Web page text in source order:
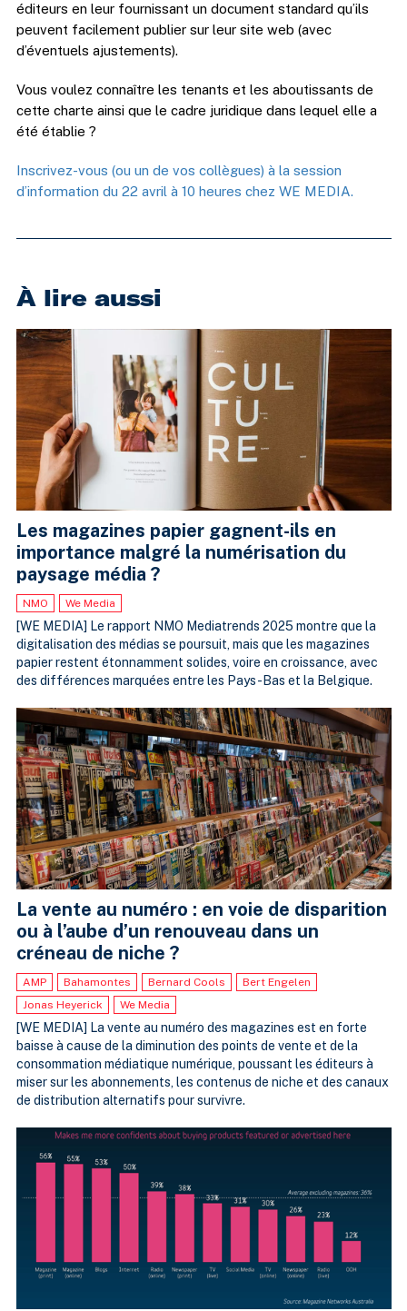
éditeurs en leur fournissant un document standard qu’ils
peuvent facilement publier sur leur site web (avec
d’éventuels ajustements).
Vous voulez connaître les tenants et les aboutissants de
cette charte ainsi que le cadre juridique dans lequel elle a
été établie ?
Inscrivez-vous (ou un de vos collègues) à la session
d’information du 22 avril à 10 heures chez WE MEDIA.
À lire aussi
Les magazines papier gagnent-ils en
importance malgré la numérisation du
paysage média ?
NMO We Media
[WE MEDIA] Le rapport NMO Mediatrends 2025 montre que la
digitalisation des médias se poursuit, mais que les magazines
papier restent étonnamment solides, voire en croissance, avec
des différences marquées entre les Pays-Bas et la Belgique.
La vente au numéro : en voie de disparition
ou à l’aube d’un renouveau dans un
créneau de niche ?
AMP Bahamontes Bernard Cools
Bert Engelen
Jonas Heyerick
We Media
[WE MEDIA] La vente au numéro des magazines est en forte
baisse à cause de la diminution des points de vente et de la
consommation médiatique numérique, poussant les éditeurs à
miser sur les abonnements, les contenus de niche et des canaux
de distribution alternatifs pour survivre.